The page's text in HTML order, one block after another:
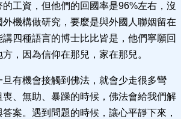
工資，但他們的回國率是96%左右，沒
機構做研究，要麼是與外國人聯姻留在
四種語言的博士比比皆是，他們寧願回
，因為信仰在那兒，家在那兒。
有機會接觸到佛法，就會少走很多彎
、無助、暴躁的時候，佛法會給我們解
案。遇到問題的時候，讓心平靜下來，